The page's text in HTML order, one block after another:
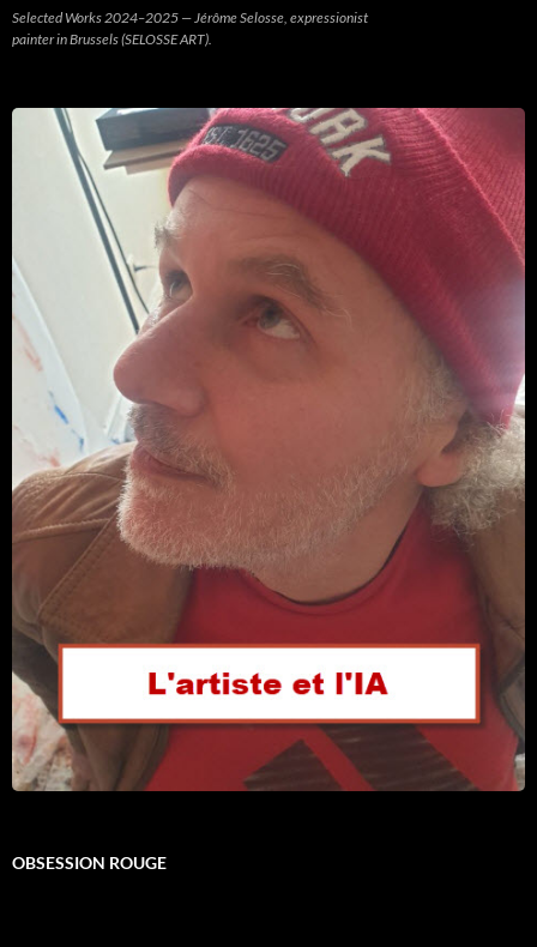
Selected Works 2024–2025 — Jérôme Selosse, expressionist
painter in Brussels (SELOSSE ART).
OBSESSION ROUGE